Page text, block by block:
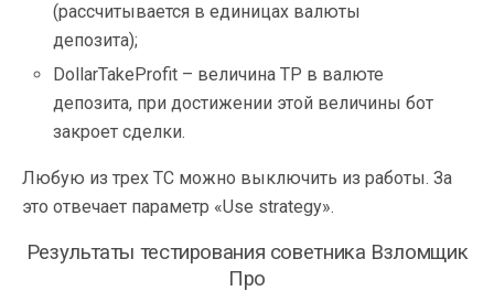
(рассчитывается в единицах валюты
депозита);
DollarTakeProfit – величина TP в валюте
депозита, при достижении этой величины бот
закроет сделки.
Любую из трех ТС можно выключить из работы. За
это отвечает параметр «Use strategy».
Результаты тестирования советника Взломщик
Про